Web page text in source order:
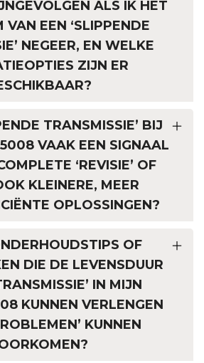
ALS IK HET
VAN EEN ‘SLIPPENDE
NEGEER, EN WELKE
ZIJN ER
TRANSMISSIE’ BIJ
VAAK EEN SIGNAAL
‘REVISIE’ OF
KLEINERE, MEER
OPLOSSINGEN?
OF
DIE DE LEVENSDUUR
IN MIJN
KUNNEN VERLENGEN
KUNNEN